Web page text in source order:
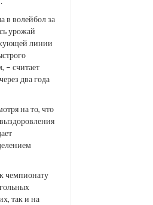
в волейбол за
урожай
линии
– считает
два года
на то, что
чемпионату
так и на